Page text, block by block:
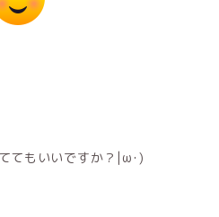
てもいいですか？|ω･)